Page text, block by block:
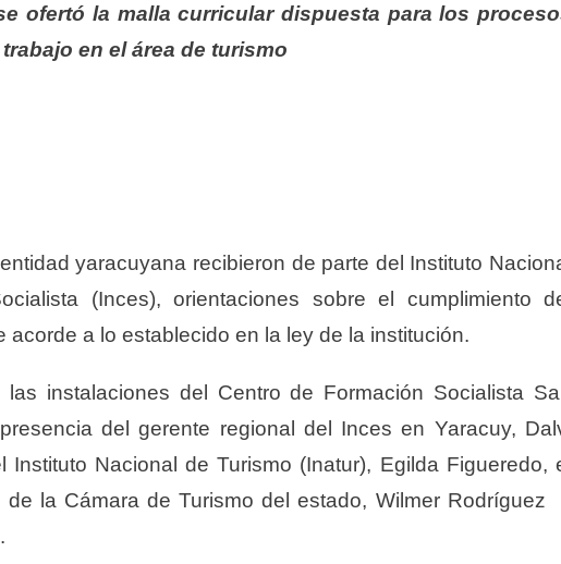
ofertó la malla curricular dispuesta para los
en el área de turismo
yaracuyana recibieron de parte del Instituto
(Inces), orientaciones sobre el cumplimiento
acorde a lo establecido en la ley de la institución.
instalaciones del Centro de Formación Socialista
del gerente regional del Inces en Yaracuy,
Instituto Nacional de Turismo (Inatur), Egilda Figueredo,
de la Cámara de Turismo del estado, Wilmer Rodríguez